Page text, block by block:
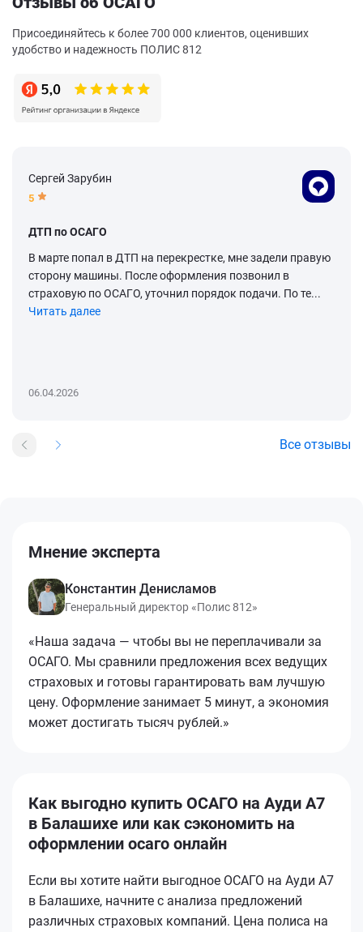
Присоединяйтесь к более 700 000 клиентов, оценивших
удобство и надежность ПОЛИС 812
Сергей Зарубин
5
ДТП по ОСАГО
В марте попал в ДТП на перекрестке, мне задели правую
сторону машины. После оформления позвонил в
страховую по ОСАГО, уточнил порядок подачи. По те...
Читать далее
06.04.2026
Все отзывы
Мнение эксперта
Константин Денисламов
Генеральный директор «Полис 812»
«Наша задача — чтобы вы не переплачивали за
ОСАГО. Мы сравнили предложения всех ведущих
страховых и готовы гарантировать вам лучшую
цену. Оформление занимает 5 минут, а экономия
может достигать тысяч рублей.»
Как выгодно купить ОСАГО на Ауди А7
в Балашихе или как сэкономить на
оформлении осаго онлайн
Если вы хотите найти выгодное ОСАГО на Ауди А7
в Балашихе, начните с анализа предложений
различных страховых компаний. Цена полиса на